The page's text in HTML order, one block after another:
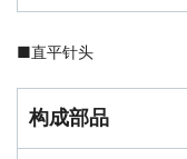
■直平针头
构成部品